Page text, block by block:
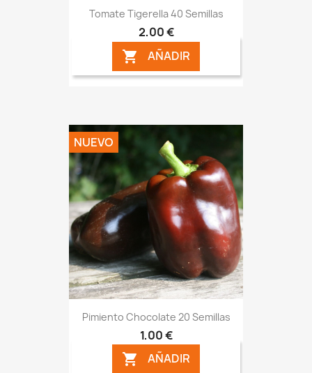
Tomate Tigerella 40 Semillas
2,00 €
 AÑADIR
Pimiento Chocolate 20 Semillas
1,00 €
 AÑADIR
NUEVO